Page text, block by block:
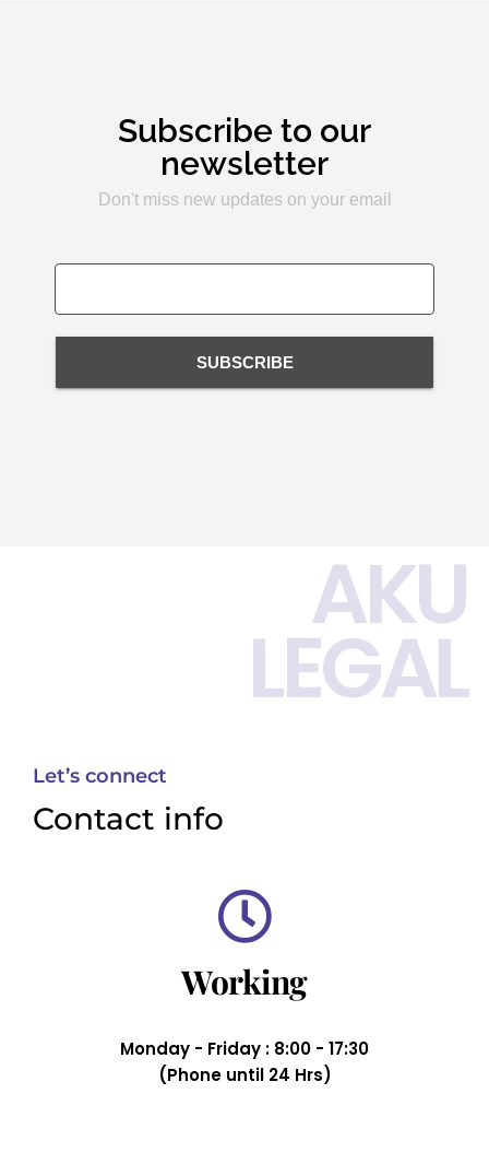
Subscribe to our
newsletter
Don't miss new updates on your email
SUBSCRIBE
AKU
LEGAL
Let’s connect
Contact info
Working
Monday - Friday : 8:00 - 17:30
(Phone until 24 Hrs)